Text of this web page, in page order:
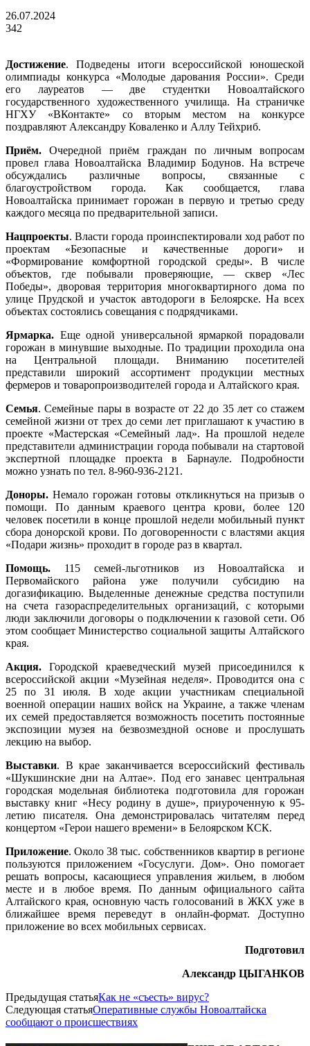
26.07.2024
342
Достижение. Подведены итоги всероссийской юношеской
олимпиады конкурса «Молодые дарования России». Среди
его лауреатов — две студентки Новоалтайского
государственного художественного училища. На страничке
НГХУ «ВКонтакте» со вторым местом на конкурсе
поздравляют Александру Коваленко и Аллу Тейхриб.
Приём. Очередной приём граждан по личным вопросам
провел глава Новоалтайска Владимир Бодунов. На встрече
обсуждались различные вопросы, связанные с
благоустройством города. Как сообщается, глава
Новоалтайска принимает горожан в первую и третью среду
каждого месяца по предварительной записи.
Нацпроекты. Власти города проинспектировали ход работ по
проектам «Безопасные и качественные дороги» и
«Формирование комфортной городской среды». В числе
объектов, где побывали проверяющие, — сквер «Лес
Победы», дворовая территория многоквартирного дома по
улице Прудской и участок автодороги в Белоярске. На всех
объектах состоялись совещания с подрядчиками.
Ярмарка. Еще одной универсальной ярмаркой порадовали
горожан в минувшие выходные. По традиции проходила она
на Центральной площади. Вниманию посетителей
представили широкий ассортимент продукции местных
фермеров и товаропроизводителей города и Алтайского края.
Семья. Семейные пары в возрасте от 22 до 35 лет со стажем
семейной жизни от трех до семи лет приглашают к участию в
проекте «Мастерская «Семейный лад». На прошлой неделе
представители администрации города побывали на стартовой
экспертной площадке проекта в Барнауле. Подробности
можно узнать по тел. 8-960-936-2121.
Доноры. Немало горожан готовы откликнуться на призыв о
помощи. По данным краевого центра крови, более 120
человек посетили в конце прошлой недели мобильный пункт
сбора донорской крови. По договоренности с властями акция
«Подари жизнь» проходит в городе раз в квартал.
Помощь. 115 семей-льготников из Новоалтайска и
Первомайского района уже получили субсидию на
догазификацию. Выделенные денежные средства поступили
на счета газораспределительных организаций, с которыми
люди заключили договоры о подключении к газовой сети. Об
этом сообщает Министерство социальной защиты Алтайского
края.
Акция. Городской краеведческий музей присоединился к
всероссийской акции «Музейная неделя». Проводится она с
25 по 31 июля. В ходе акции участникам специальной
военной операции наших войск на Украине, а также членам
их семей предоставляется возможность посетить постоянные
экспозиции музея на безвозмездной основе и прослушать
лекцию на выбор.
Выставки. В крае заканчивается всероссийский фестиваль
«Шукшинские дни на Алтае». Под его занавес центральная
городская модельная библиотека подготовила для горожан
выставку книг «Несу родину в душе», приуроченную к 95-
летию писателя. Она демонстрировалась читателям перед
концертом «Герои нашего времени» в Белоярском КСК.
Приложение. Около 38 тыс. собственников квартир в регионе
пользуются приложением «Госуслуги. Дом». Оно помогает
решать вопросы, касающиеся управления жильем, в любом
месте и в любое время. По данным официального сайта
Алтайского края, основную часть голосований в ЖКХ уже в
ближайшее время переведут в онлайн-формат. Доступно
приложение во всех мобильных сервисах.
Подготовил
Александр ЦЫГАНКОВ
Предыдущая статьяКак не «съесть» вирус?
Следующая статьяОперативные службы Новоалтайска
сообщают о происшествиях